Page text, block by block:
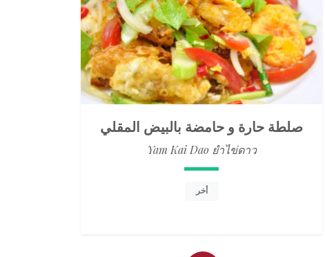
صلطة حارة و حامضة بالبيض المقلي
Yam Kai Dao ยำไข่ดาว
أخر